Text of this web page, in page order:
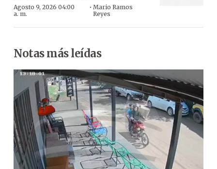
Agosto 9, 2026 04:00
a. m.
· Mario Ramos
Reyes
Notas más leídas